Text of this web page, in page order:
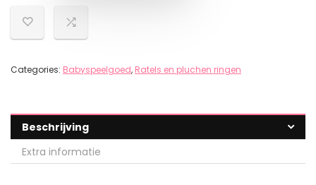
Categories: Babyspeelgoed, Ratels en pluchen ringen
Beschrijving
Extra informatie